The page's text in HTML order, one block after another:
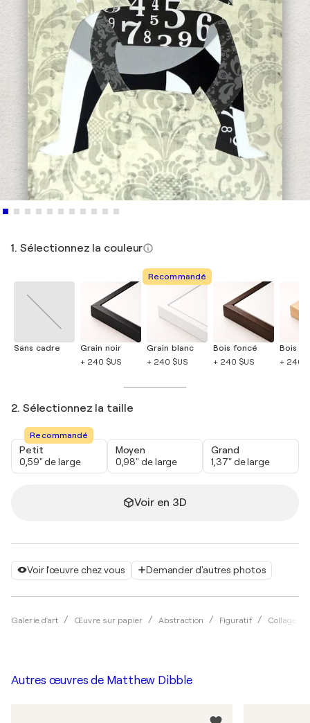
Voir l'œuvre chez vous Demander d'autres photos
Galerie d'art Œuvre sur papier Abstraction Figuratif Collage
1. Sélectionnez la couleur
Sans cadre
Grain noir
+ 240 $US
Recommandé
Grain blanc
+ 240 $US
Bois foncé
+ 240 $US
Bois
+ 240
2. Sélectionnez la taille
Recommandé
Petit
0,59" de large
Moyen
0,98" de large
Grand
1,37" de large
Voir en 3D
Autres œuvres de Matthew Dibble